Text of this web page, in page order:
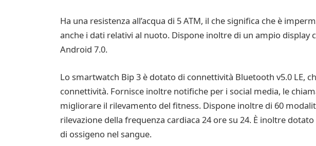
Ha una resistenza all’acqua di 5 ATM, il che significa che è
anche i dati relativi al nuoto. Dispone inoltre di un ampio display
Android 7.0.
Lo smartwatch Bip 3 è dotato di connettività Bluetooth v5.0 LE,
connettività. Fornisce inoltre notifiche per i social media, le
migliorare il rilevamento del fitness. Dispone inoltre di 60
rilevazione della frequenza cardiaca 24 ore su 24. È inoltre
di ossigeno nel sangue.